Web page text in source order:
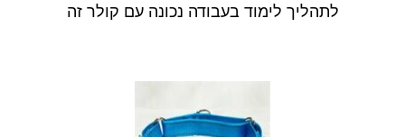
לתהליך לימוד בעבודה נכונה עם קולר זה